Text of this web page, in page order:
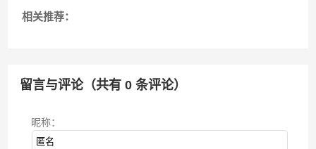
相关推荐：
留言与评论（共有0 条评论）
昵称：